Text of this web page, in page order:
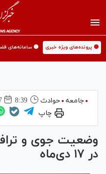
🟡 پرونده‌های ویژه خبری 🟡 سامانه‌های
جامعه حوادث 8:39
چاپ
وضعیت جوی و
در ۱۷ دی‌ماه